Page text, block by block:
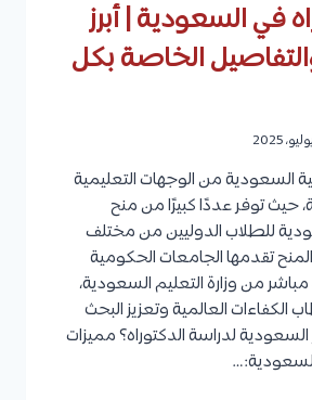
في السعودية | أبرز
الخاصة بكل
السعودية من الوجهات التعليمية
حيث توفر عددًا كبيرًا من منح
للطلاب الدوليين من مختلف
تقدمها الجامعات الحكومية
من وزارة التعليم السعودية،
الكفاءات العالمية وتعزيز البحث
السعودية لدراسة الدكتوراه؟ مميزات